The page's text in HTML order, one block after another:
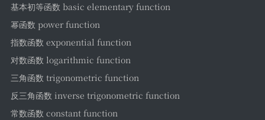
基本初等函数 basic elementary function
幂函数 power function
指数函数 exponential function
对数函数 logarithmic function
三角函数 trigonometric function
反三角函数 inverse trigonometric function
常数函数 constant function